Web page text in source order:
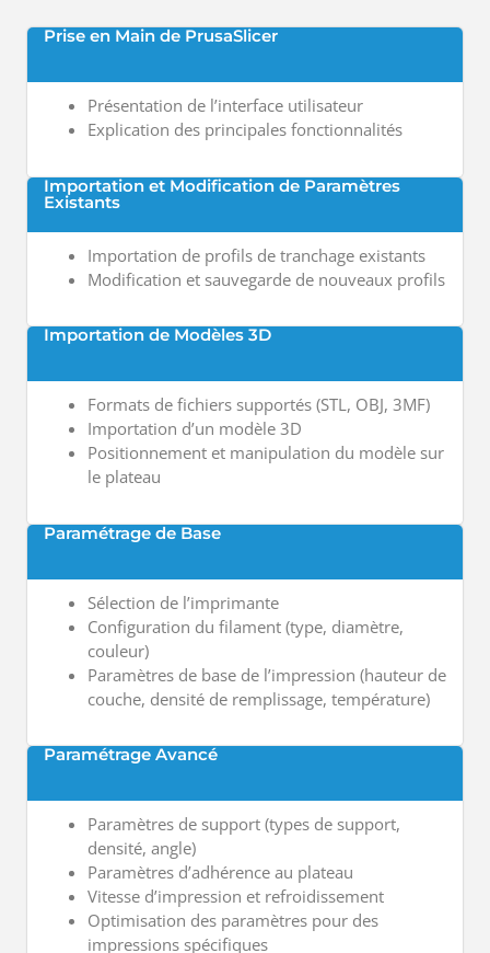
Prise en Main de PrusaSlicer
Présentation de l’interface utilisateur
Explication des principales fonctionnalités
Importation et Modification de Paramètres
Existants
Importation de profils de tranchage existants
Modification et sauvegarde de nouveaux profils
Importation de Modèles 3D
Formats de fichiers supportés (STL, OBJ, 3MF)
Importation d’un modèle 3D
Positionnement et manipulation du modèle sur
le plateau
Paramétrage de Base
Sélection de l’imprimante
Configuration du filament (type, diamètre,
couleur)
Paramètres de base de l’impression (hauteur de
couche, densité de remplissage, température)
Paramétrage Avancé
Paramètres de support (types de support,
densité, angle)
Paramètres d’adhérence au plateau
Vitesse d’impression et refroidissement
Optimisation des paramètres pour des
impressions spécifiques